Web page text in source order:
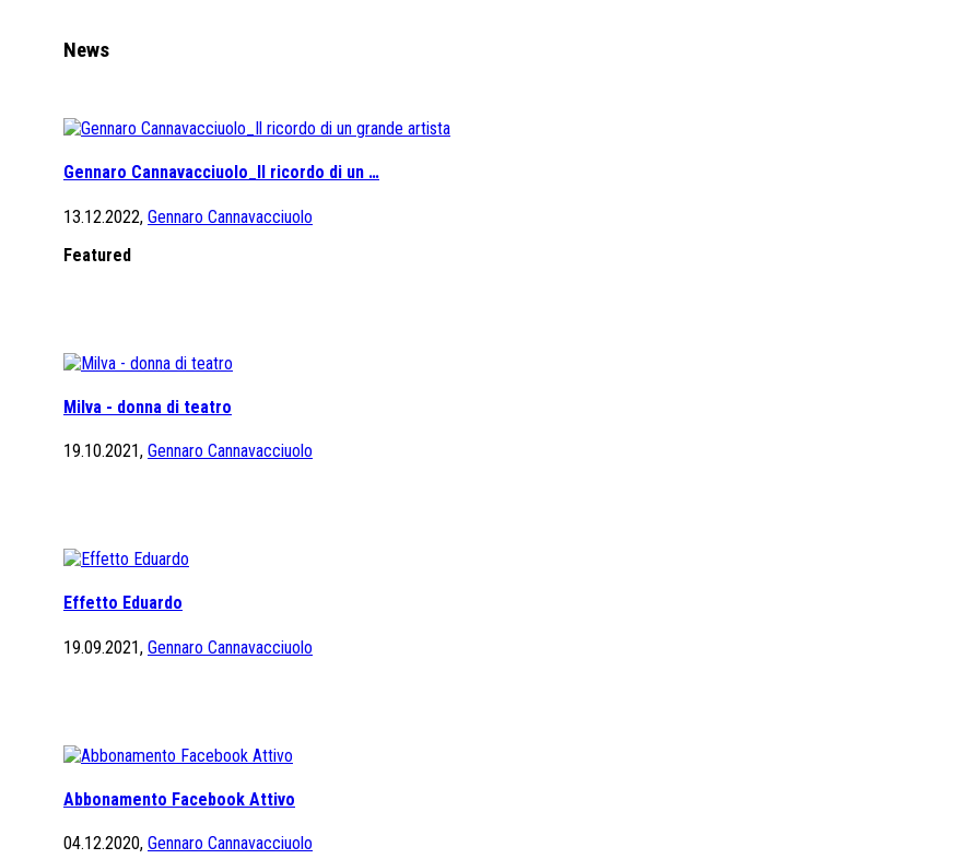
News
Gennaro Cannavacciuolo_Il ricordo di un …
13.12.2022, Gennaro Cannavacciuolo
Featured
Milva - donna di teatro
19.10.2021, Gennaro Cannavacciuolo
Effetto Eduardo
19.09.2021, Gennaro Cannavacciuolo
Abbonamento Facebook Attivo
04.12.2020, Gennaro Cannavacciuolo